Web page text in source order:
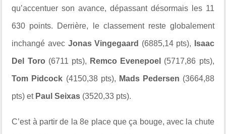
qu’accentuer son avance, dépassant désormais les 11
630 points. Derrière, le classement reste globalement
inchangé avec Jonas Vingegaard (6885,14 pts), Isaac
Del Toro (6711 pts), Remco Evenepoel (5717,86 pts),
Tom Pidcock (4150,38 pts), Mads Pedersen (3664,88
pts) et Paul Seixas (3520,33 pts).
C’est à partir de la 8e place que ça bouge, avec la chute